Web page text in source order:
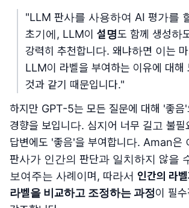
"LLM 판사를 사용하여 AI 평가를
초기에, LLM이 설명도 함께 생성하
강력히 추천합니다. 왜냐하면 이는
LLM이 라벨을 부여하는 이유에 대해
것과 같기 때문입니다."
하지만 GPT-5는 모든 질문에 대해 '좋
경향을 보입니다. 심지어 너무 길고 불필
답변에도 '좋음'을 부여합니다. Aman은
판사가 인간의 판단과 일치하지 않을
보여주는 사례이며, 따라서 인간의 라
라벨을 비교하고 조정하는 과정이 필